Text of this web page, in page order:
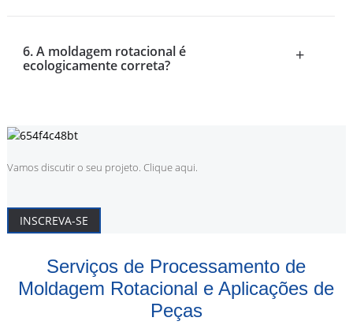
6. A moldagem rotacional é
ecologicamente correta?
+
Vamos discutir o seu projeto. Clique aqui.
INSCREVA-SE
Serviços de Processamento de
Moldagem Rotacional e Aplicações de
Peças